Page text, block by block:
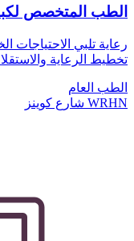
الطب المتخصص
رعاية تلبي الاحتياجات
تخطيط الرعاية
الطب العام
WRHN شارع كوينز